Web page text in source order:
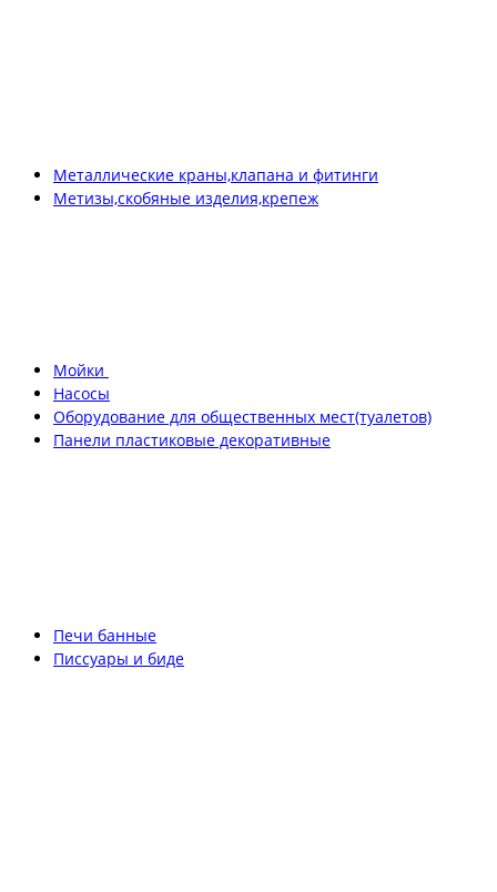
Металлические краны,клапана и фитинги
Метизы,скобяные изделия,крепеж
Мойки
Насосы
Оборудование для общественных мест(туалетов)
Панели пластиковые декоративные
Печи банные
Писсуары и биде